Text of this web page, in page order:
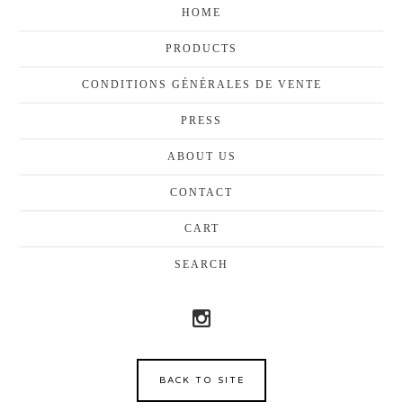
HOME
PRODUCTS
CONDITIONS GÉNÉRALES DE VENTE
PRESS
ABOUT US
CONTACT
CART
SEARCH
BACK TO SITE